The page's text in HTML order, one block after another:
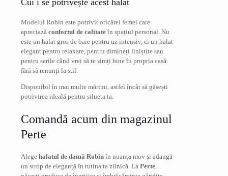
Modelul Robin este potrivit oricărei femei care
apreciază confortul de calitate în spațiul personal. Nu
este un halat gros de baie pentru uz intensiv, ci un halat
elegant pentru relaxare, pentru dimineți liniștite sau
pentru serile când vrei să te simți bine în propria casă
fără să renunți la stil.
Disponibil în mai multe mărimi, astfel încât să găsești
potrivirea ideală pentru silueta ta.
Comandă acum din magazinul
Perte
Alege halatul de damă Robin în nuanța mov și adaugă
un strop de eleganță în rutina ta zilnică. La Perte,